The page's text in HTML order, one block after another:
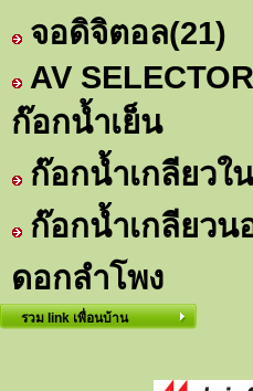
จอดิจิตอล(21)
AV SELECTOR
ก๊อกน้ำเย็น
ก๊อกน้ำเกลียวใน
ก๊อกน้ำเกลียวน
ดอกลำโพง
รวม link เพื่อนบ้าน